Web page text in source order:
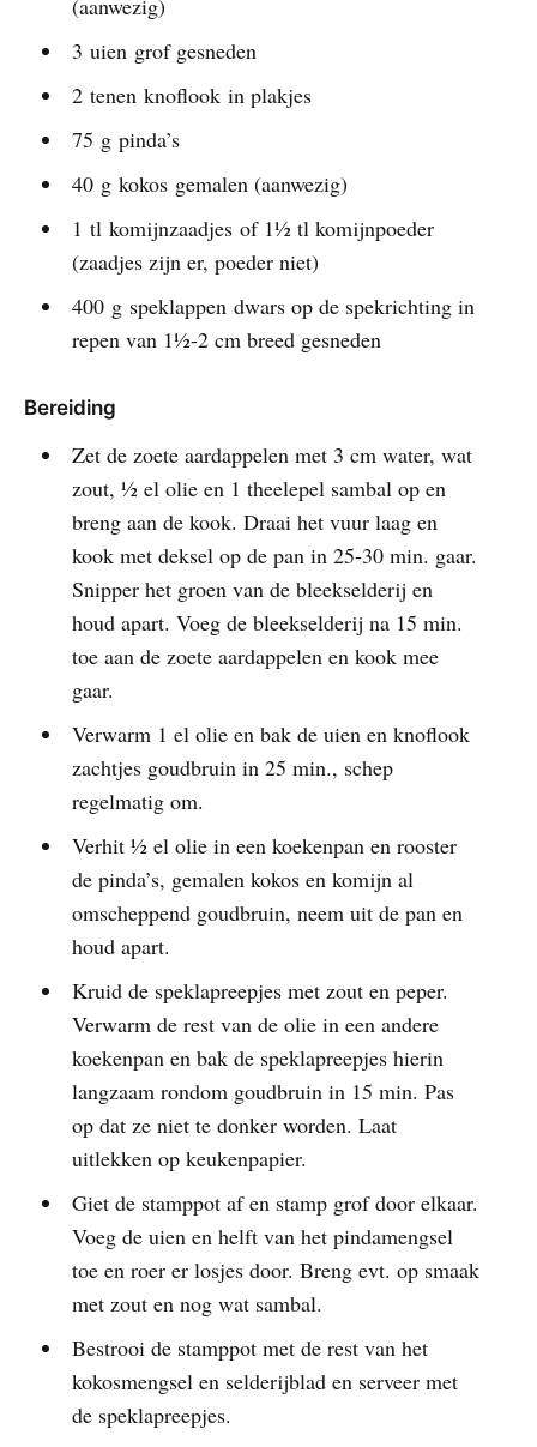
3 uien grof gesneden
2 tenen knoflook in plakjes
75 g pinda’s
40 g kokos gemalen (aanwezig)
1 tl komijnzaadjes of 1½ tl komijnpoeder
(zaadjes zijn er, poeder niet)
400 g speklappen dwars op de spekrichting in
repen van 1½-2 cm breed gesneden
Bereiding
Zet de zoete aardappelen met 3 cm water, wat
zout, ½ el olie en 1 theelepel sambal op en
breng aan de kook. Draai het vuur laag en
kook met deksel op de pan in 25-30 min. gaar.
Snipper het groen van de bleekselderij en
houd apart. Voeg de bleekselderij na 15 min.
toe aan de zoete aardappelen en kook mee
gaar.
Verwarm 1 el olie en bak de uien en knoflook
zachtjes goudbruin in 25 min., schep
regelmatig om.
Verhit ½ el olie in een koekenpan en rooster
de pinda’s, gemalen kokos en komijn al
omscheppend goudbruin, neem uit de pan en
houd apart.
Kruid de speklapreepjes met zout en peper.
Verwarm de rest van de olie in een andere
koekenpan en bak de speklapreepjes hierin
langzaam rondom goudbruin in 15 min. Pas
op dat ze niet te donker worden. Laat
uitlekken op keukenpapier.
Giet de stamppot af en stamp grof door elkaar.
Voeg de uien en helft van het pindamengsel
toe en roer er losjes door. Breng evt. op smaak
met zout en nog wat sambal.
Bestrooi de stamppot met de rest van het
kokosmengsel en selderijblad en serveer met
de speklapreepjes.